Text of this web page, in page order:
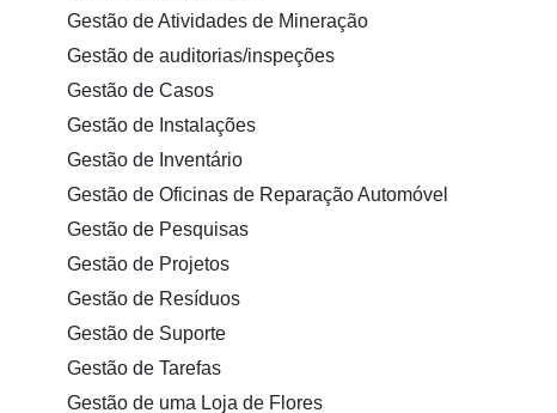
Gestão de Atividades de Mineração
Gestão de auditorias/inspeções
Gestão de Casos
Gestão de Instalações
Gestão de Inventário
Gestão de Oficinas de Reparação Automóvel
Gestão de Pesquisas
Gestão de Projetos
Gestão de Resíduos
Gestão de Suporte
Gestão de Tarefas
Gestão de uma Loja de Flores